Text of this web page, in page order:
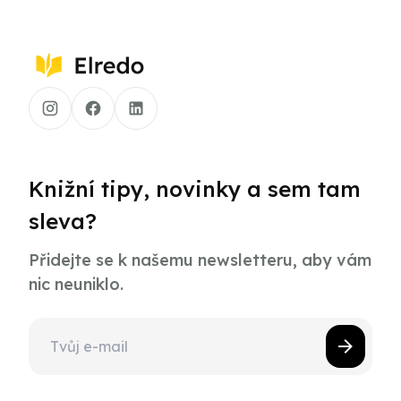
Knižní tipy, novinky a sem tam
sleva?
Přidejte se k našemu newsletteru, aby vám
nic neuniklo.